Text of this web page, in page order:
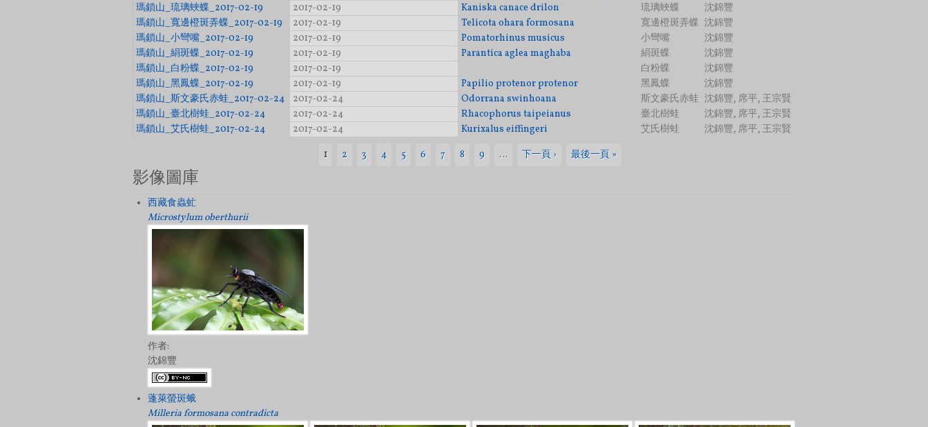
瑪鎖山_琉璃蛺蝶_2017-02-19
2017-02-19 Kaniska canace drilon 琉璃蛺蝶
沈錦豐
瑪鎖山_寬邊橙斑弄蝶_2017-02-19
2017-02-19 Telicota ohara formosana 寬邊橙斑弄蝶 沈錦豐
瑪鎖山_小彎嘴_2017-02-19
2017-02-19 Pomatorhinus musicus 小彎嘴
沈錦豐
瑪鎖山_絹斑蝶_2017-02-19
2017-02-19 Parantica aglea maghaba 絹斑蝶
沈錦豐
瑪鎖山_白粉蝶_2017-02-19
2017-02-19 白粉蝶
沈錦豐
瑪鎖山_黑鳳蝶_2017-02-19
2017-02-19 Papilio protenor protenor 黑鳳蝶
沈錦豐
瑪鎖山_斯文豪氏赤蛙_2017-02-24
2017-02-24 Odorrana swinhoana 斯文豪氏赤蛙 沈錦豐, 席平, 王宗賢
瑪鎖山_臺北樹蛙_2017-02-24
2017-02-24 Rhacophorus taipeianus 臺北樹蛙
沈錦豐, 席平, 王宗賢
瑪鎖山_艾氏樹蛙_2017-02-24
2017-02-24 Kurixalus eiffingeri 艾氏樹蛙 沈錦豐, 席平, 王宗賢
1 2 3 4 5 6 7 8 9 … 下一頁 › 最後一頁 »
影像圖庫
西藏食蟲虻
Microstylum oberthurii
作者:
沈錦豐
蓬萊螢斑蛾
Milleria formosana contradicta